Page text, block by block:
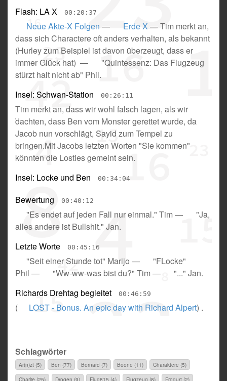
Flash: LA X
00:20:37
Neue Akte-X Folgen — Erde X —Tim merkt an,
dass sich Charactere oft anders verhalten, als bekannt
(Hurley zum Beispiel ist davon überzeugt, dass er
immer Glück hat) —
"Quintessenz: Das Flugzeug
stürzt halt nicht ab" Phil.
Insel: Schwan-Station
00:26:11
Tim merkt an, dass wir wohl falsch lagen, als wir
dachten, dass Ben vom Monster gerettet wurde, da
Jacob nun vorschlägt, Sayid zum Tempel zu
bringen.Mit Jacobs letzten Worten "Sie kommen"
könnten die Losties gemeint sein.
Insel: Locke und Ben
00:34:04
Bewertung 00:40:12
"Es endet auf jeden Fall nur einmal." Tim—
"Ja,
alles andere ist Bullshit." Jan.
Letzte Worte
00:45:16
"Seit einer Stunde tot" Marijo —
"FLocke"
Phil — "Ww-ww-was bist du?" Tim— "..." Jan.
Richards Drehtag begleitet
00:46:59
( LOST - Bonus. An epic day with Richard Alpert) .
Schlagwörter
Ar(n)zt (5) Ben (77) Bernard (7) Boone (11)
Charaktere (5)
Charlie (25)
Drogen (9) Flug815 (4) Flugzeug (8) Frogurt (2)